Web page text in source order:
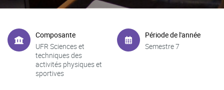
Composante
UFR Sciences et
techniques des
activités physiques et
sportives
Période de l'année
Semestre 7